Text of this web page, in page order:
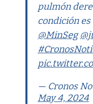
pulmón
condición
@MinSeg
— Cronos
May 4, 2024